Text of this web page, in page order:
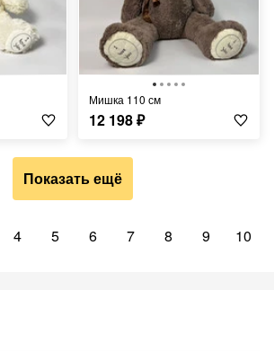
Мишка 110 см
12 198₽
Показать ещё
4 5 6 7 8 9 10